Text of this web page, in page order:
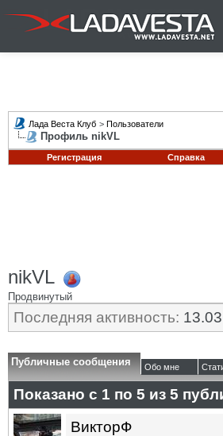
Лада Веста Клуб > Пользователи
Профиль nikVL
Регистрация Справка
nikVL
Продвинутый
Последняя активность:
Публичные сообщения Обо мне
Показано с 1 по 5 из 5
ВикторФ